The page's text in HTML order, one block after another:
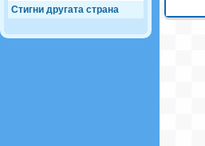
Стигни другата страна